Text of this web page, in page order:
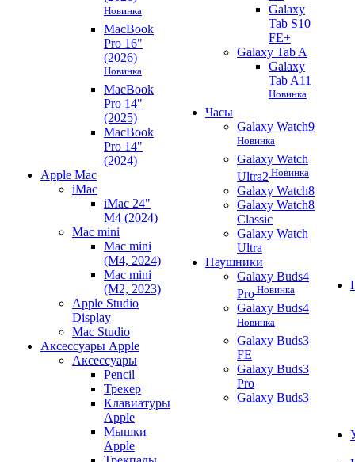
Новинка
MacBook
Pro 16"
(2026)
Новинка
MacBook
Pro 14"
(2025)
MacBook
Pro 14"
(2024)
Apple Mac
iMac
iMac 24"
M4 (2024)
Mac mini
Mac mini
(M4, 2024)
Mac mini
(M2, 2023)
Apple Studio
Display
Mac Studio
Аксессуары Apple
Аксессуары
Pencil
Трекер
Клавиатуры
Apple
Мышки
Apple
Galaxy
Tab S10
FE+
Galaxy Tab A
Galaxy
Tab A11
Новинка
Часы
Galaxy Watch9
Новинка
Galaxy Watch
Ultra2 Новинка
Galaxy Watch8
Galaxy Watch8
Classic
Galaxy Watch
Ultra
Наушники
Galaxy Buds4
Pro Новинка
Galaxy Buds4
Новинка
Galaxy Buds3
FE
Galaxy Buds3
Pro
Galaxy Buds3